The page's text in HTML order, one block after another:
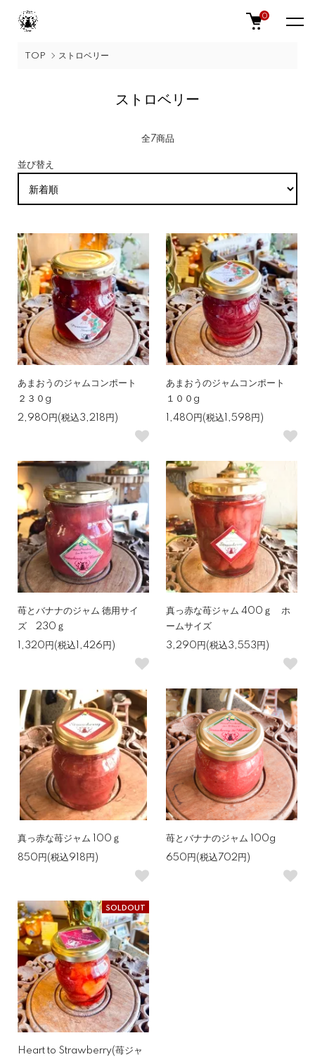
0
TOP ストロベリー
ストロベリー
全7商品
並び替え
あまおうのジャムコンポート
２３０g
2,980円(税込3,218円)
あまおうのジャムコンポート
１００g
1,480円(税込1,598円)
苺とバナナのジャム 徳用サイ
ズ 230ｇ
1,320円(税込1,426円)
真っ赤な苺ジャム 400ｇ ホ
ームサイズ
3,290円(税込3,553円)
真っ赤な苺ジャム 100ｇ
850円(税込918円)
苺とバナナのジャム 100g
650円(税込702円)
SOLDOUT
Heart to Strawberry(苺ジャ